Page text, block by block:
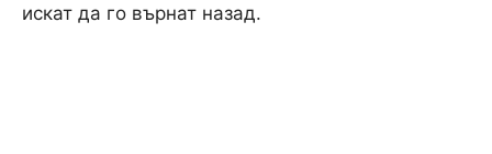
искат да го върнат назад.